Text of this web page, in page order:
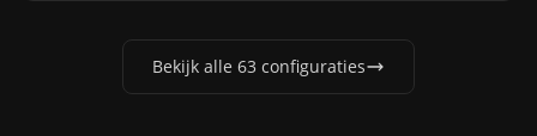
Bekijk alle 63 configuraties